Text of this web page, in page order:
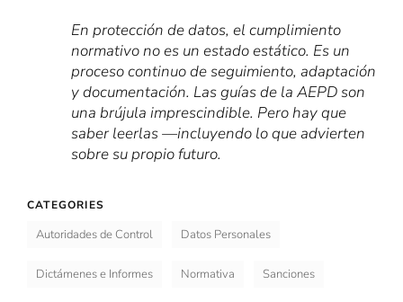
En protección de datos, el cumplimiento
normativo no es un estado estático. Es un
proceso continuo de seguimiento, adaptación
y documentación. Las guías de la AEPD son
una brújula imprescindible. Pero hay que
saber leerlas —incluyendo lo que advierten
sobre su propio futuro.
CATEGORIES
Autoridades de Control Datos Personales
Dictámenes e Informes Normativa Sanciones